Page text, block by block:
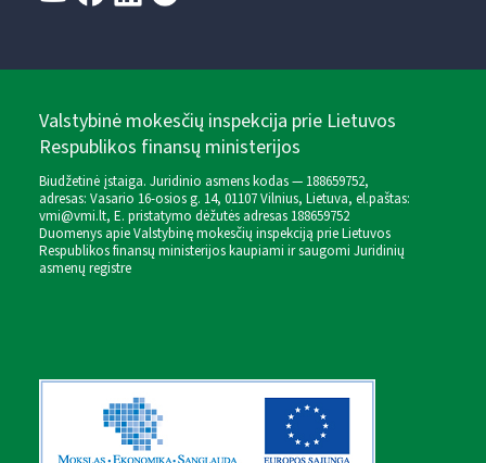
Valstybinė mokesčių inspekcija prie Lietuvos
Respublikos finansų ministerijos
Biudžetinė įstaiga. Juridinio asmens kodas — 188659752,
adresas: Vasario 16-osios g. 14, 01107 Vilnius, Lietuva, el.paštas:
vmi@vmi.lt, E. pristatymo dėžutės adresas 188659752
Duomenys apie Valstybinę mokesčių inspekciją prie Lietuvos
Respublikos finansų ministerijos kaupiami ir saugomi Juridinių
asmenų registre